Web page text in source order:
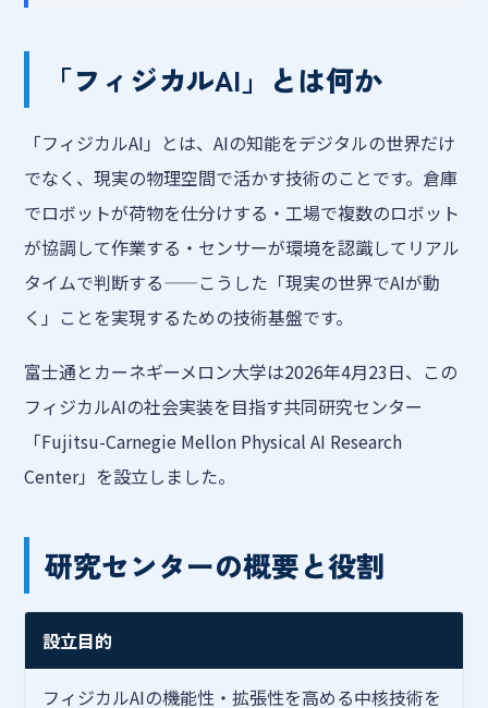
「フィジカルAI」とは何か
「フィジカルAI」とは、AIの知能をデジタルの世界だけ
でなく、現実の物理空間で活かす技術のことです。倉庫
でロボットが荷物を仕分けする・工場で複数のロボット
が協調して作業する・センサーが環境を認識してリアル
タイムで判断する——こうした「現実の世界でAIが動
く」ことを実現するための技術基盤です。
富士通とカーネギーメロン大学は2026年4月23日、この
フィジカルAIの社会実装を目指す共同研究センター
「Fujitsu-Carnegie Mellon Physical AI Research
Center」を設立しました。
研究センターの概要と役割
設立目的
フィジカルAIの機能性・拡張性を高める中核技術を